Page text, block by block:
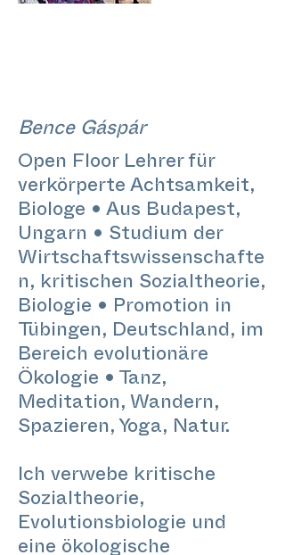
Bence Gáspár
Open Floor Lehrer für
verkörperte Achtsamkeit,
Biologe • Aus Budapest,
Ungarn • Studium der
Wirtschaftswissenschafte
n, kritischen Sozialtheorie,
Biologie • Promotion in
Tübingen, Deutschland, im
Bereich evolutionäre
Ökologie • Tanz,
Meditation, Wandern,
Spazieren, Yoga, Natur.
Ich verwebe kritische
Sozialtheorie,
Evolutionsbiologie und
eine ökologische